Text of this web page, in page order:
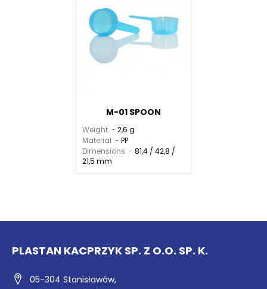
M-01 SPOON
Weight - 2,6 g
Material - PP
Dimensions - 81,4 / 42,8 /
21,5 mm
PLASTAN KACPRZYK SP. Z O.O. SP. K.
05-304 Stanisławów,